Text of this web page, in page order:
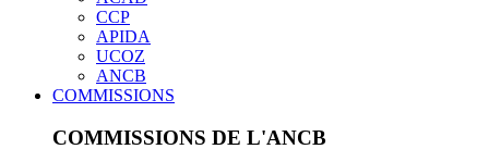
CCP
APIDA
UCOZ
ANCB
COMMISSIONS
COMMISSIONS DE L'ANCB